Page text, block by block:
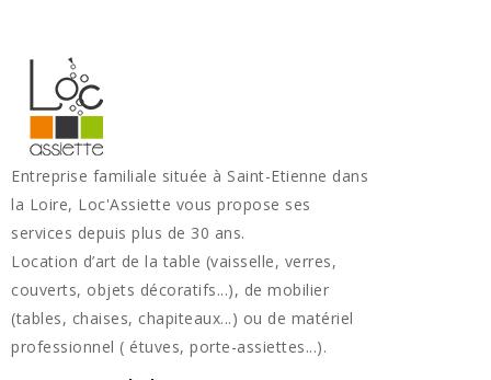
Entreprise familiale située à Saint-Etienne dans
la Loire, Loc'Assiette vous propose ses
services depuis plus de 30 ans.
Location d’art de la table (vaisselle, verres,
couverts, objets décoratifs...), de mobilier
(tables, chaises, chapiteaux...) ou de matériel
professionnel ( étuves, porte-assiettes...).